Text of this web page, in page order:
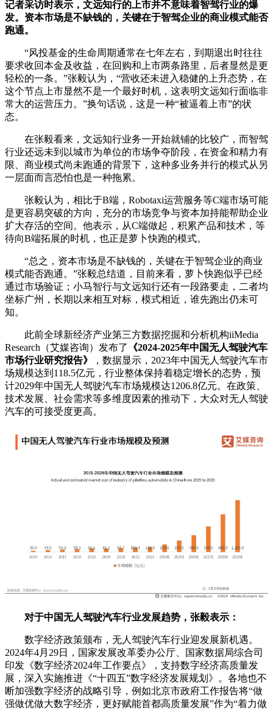
记者采访时表示，文远知行的上市并不意味着智驾行业的爆
发。资本市场是不缺钱的，关键在于智驾企业的商业模式能否
跑通。
“风投基金的生命周期通常在七年左右，到期退出时往往
要求收回本金及收益，在回购和上市两条路里，后者显然是更
轻松的一条。”张毅认为，“营收还未进入稳健的上升态势，在
这个节点上市显然不是一个最好时机，这表明文远知行面临非
常大的运营压力。”换句话说，这是一种“被逼着上市”的状
态。
在张毅看来，文远知行业务一开始就铺的比较广，而智驾
行业还远未到以城市为单位的市场争夺阶段，在资金和精力有
限、商业模式尚未跑通的背景下，这种多业务并行的模式从另
一层面而言恐怕也是一种拖累。
张毅认为，相比于B端，Robotaxi运营服务等C端市场可能
是更容易突破的方向，充分的市场竞争与资本加持能帮助企业
扩大存活的空间。他表示，从C端做起，积累产品和技术，等
待向B端拓展的时机，也正是萝卜快跑的模式。
“总之，资本市场是不缺钱的，关键在于智驾企业的商业
模式能否跑通。”张毅总结道，目前来看，萝卜快跑似乎已经
通过市场验证；小马智行与文远知行还有一段路要走，二者均
坐标广州，长期以来相互对标，模式相近，谁先跑出仍未可
知。
此前全球新经济产业第三方数据挖掘和分析机构iiMedia
Research（艾媒咨询）发布了
《2024-2025年中国无人驾驶汽车
市场行业研究报告》
，数据显示，2023年中国无人驾驶汽车市
场规模达到118.5亿元，行业整体保持着稳定增长的态势，预
计2029年中国无人驾驶汽车市场规模达1206.8亿元。在政策、
技术发展、社会需求等多维度因素的推动下，大众对无人驾驶
汽车的可接受度更高。
对于中国无人驾驶汽车行业发展趋势，张毅表示：
数字经济政策颁布，无人驾驶汽车行业迎发展新机遇。
2024年4月29日，国家发展改革委办公厅、国家数据局综合司
印发《数字经济2024年工作要点》，支持数字经济高质量发
展，深入实施推进《“十四五”数字经济发展规划》。各地也不
断加强数字经济的战略引导，例如北京市政府工作报告将“做
强做优做大数字经济，更好赋能首都高质量发展”作为“着力做